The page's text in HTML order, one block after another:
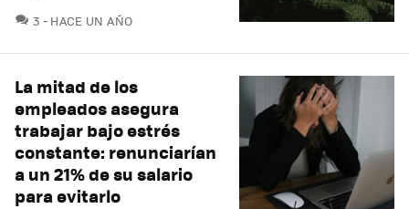
3 COMENTARIOS
HACE UN AÑO
La mitad de los
empleados asegura
trabajar bajo estrés
constante: renunciarían
a un 21% de su salario
para evitarlo